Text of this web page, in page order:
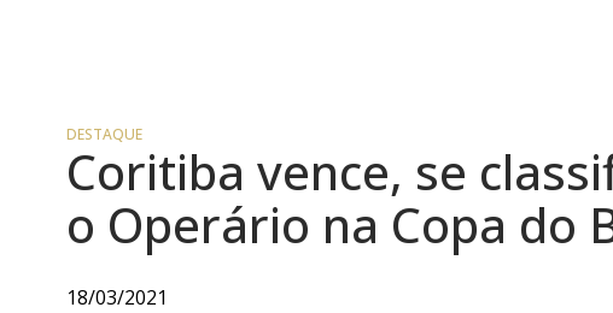
DESTAQUE
Coritiba vence, se
o Operário na Copa do
18/03/2021